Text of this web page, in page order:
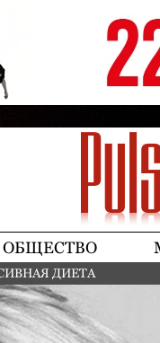
ОБЩЕСТВО
ДИЕТА